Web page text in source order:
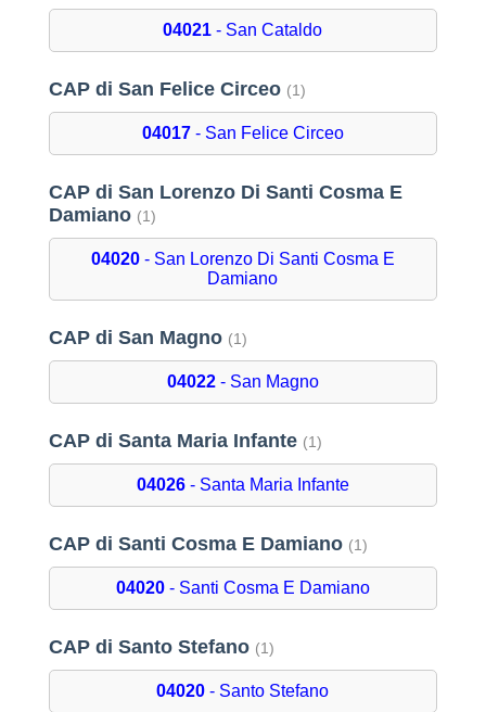
04021 - San Cataldo
CAP di San Felice Circeo (1)
04017- San Felice Circeo
CAP di San Lorenzo Di Santi Cosma E
Damiano (1)
04020- San Lorenzo Di Santi Cosma E
Damiano
CAP di San Magno (1)
04022- San Magno
CAP di Santa Maria Infante (1)
04026- Santa Maria Infante
CAP di Santi Cosma E Damiano (1)
04020- Santi Cosma E Damiano
CAP di Santo Stefano (1)
04020 - Santo Stefano